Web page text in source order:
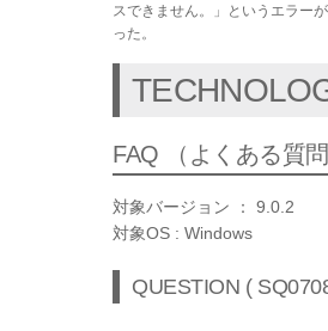
スできません。」というエラー
った。
FAQ （よくある質問
対象バージョン ： 9.0.2
対象OS : Windows
QUESTION (